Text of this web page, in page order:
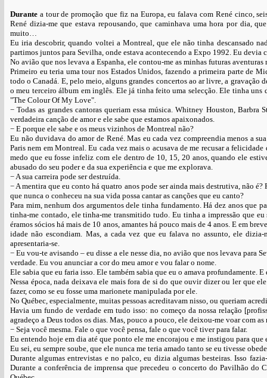
Durante a tour de promoção que fiz na Europa, eu falava com René cinco,
René dizia-me que estava repousando, que caminhava uma hora por dia,
muito…
Eu iria descobrir, quando voltei a Montreal, que ele não tinha descansado
partimos juntos para Sevilha, onde estava acontecendo a Expo 1992. Eu
No avião que nos levava a Espanha, ele contou-me as minhas futuras
Primeiro eu teria uma tour nos Estados Unidos, fazendo a primeira parte de
todo o Canadá. E, pelo meio, alguns grandes concertos ao ar livre, a
o meu terceiro álbum em inglês. Ele já tinha feito uma selecção. Ele tinha uns
"The Colour Of My Love".
− Todas as grandes cantoras queriam essa música. Whitney Houston,
verdadeira canção de amor e ele sabe que estamos apaixonados.
− E porque ele sabe e os meus vizinhos de Montreal não?
Eu não duvidava do amor de René. Mas eu cada vez compreendia menos a
Paris nem em Montreal. Eu cada vez mais o acusava de me recusar a
medo que eu fosse infeliz com ele dentro de 10, 15, 20 anos, quando ele
abusado do seu poder e da sua experiência e que me explorava.
− A sua carreira pode ser destruída.
− A mentira que eu conto há quatro anos pode ser ainda mais destrutiva, não
que nunca o conheceu na sua vida possa cantar as canções que eu canto?
Para mim, nenhum dos argumentos dele tinha fundamento. Há dez anos que
tinha-me contado, ele tinha-me transmitido tudo. Eu tinha a impressão que
éramos sócios há mais de 10 anos, amantes há pouco mais de 4 anos. E em
idade não escondiam. Mas, a cada vez que eu falava no assunto, ele
apresentaria-se.
− Eu vou-te avisando – eu disse a ele nesse dia, no avião que nos levava
verdade. Eu vou anunciar a cor do meu amor e vou falar o nome.
Ele sabia que eu faria isso. Ele também sabia que eu o amava profundamente.
Nessa época, nada deixava ele mais fora de si do que ouvir dizer ou ler que
fazer, como se eu fosse uma marionete manipulada por ele.
No Québec, especialmente, muitas pessoas acreditavam nisso, ou queriam
Havia um fundo de verdade em tudo isso: no começo da nossa relação
agradeço a Deus todos os dias. Mas, pouco a pouco, ele deixou-me voar com as
− Seja você mesma. Fale o que você pensa, fale o que você tiver para falar.
Eu entendo hoje em dia até que ponto ele me encorajou e me instigou para
Eu sei, eu sempre soube, que ele nunca me teria amado tanto se eu tivesse
Durante algumas entrevistas e no palco, eu dizia algumas besteiras. Isso
Durante a conferência de imprensa que precedeu o concerto do Pavilhão